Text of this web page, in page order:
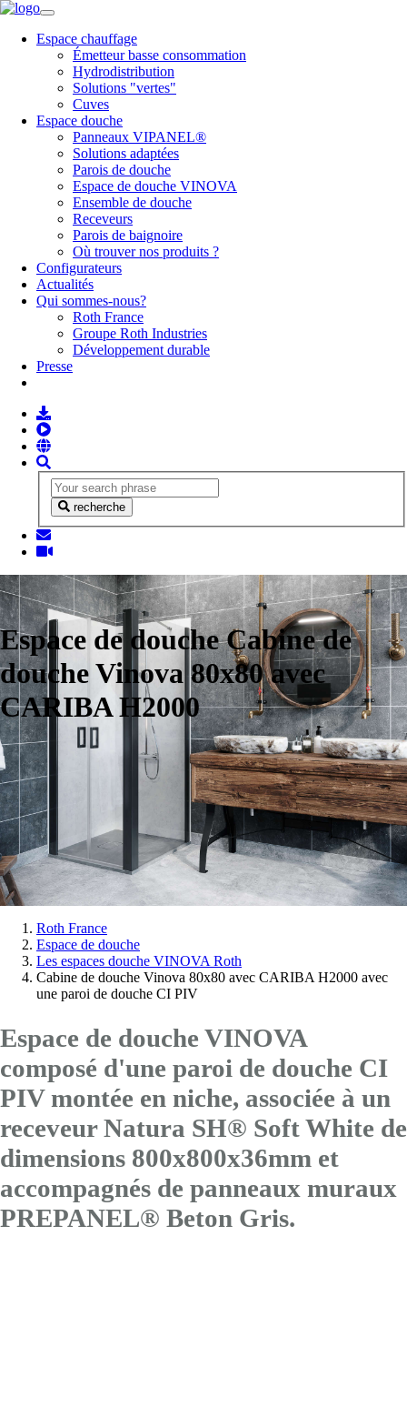
Espace chauffage
Émetteur basse consommation
Hydrodistribution
Solutions "vertes"
Cuves
Espace douche
Panneaux VIPANEL®
Solutions adaptées
Parois de douche
Espace de douche VINOVA
Ensemble de douche
Receveurs
Parois de baignoire
Où trouver nos produits ?
Configurateurs
Actualités
Qui sommes-nous?
Roth France
Groupe Roth Industries
Développement durable
Presse
recherche
Espace de douche Cabine de
douche Vinova 80x80 avec
CARIBA H2000
Vous
êtes
Roth France
Espace de douche
Les espaces douche VINOVA Roth
Cabine de douche Vinova 80x80 avec CARIBA H2000 avec
une paroi de douche CI PIV
Espace de douche VINOVA
composé d'une paroi de douche CI
PIV montée en niche, associée à un
receveur Natura SH® Soft White de
dimensions 800x800x36mm et
accompagnés de panneaux muraux
PREPANEL® Beton Gris.